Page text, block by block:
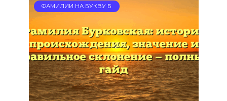
ФАМИЛИИ НА БУКВУ Б